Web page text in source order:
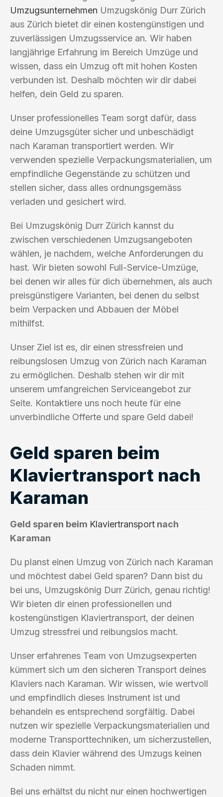
Umzugsunternehmen Umzugskönig Durr Zürich
aus Zürich bietet dir einen kostengünstigen und
zuverlässigen Umzugsservice an. Wir haben
langjährige Erfahrung im Bereich Umzüge und
wissen, dass ein Umzug oft mit hohen Kosten
verbunden ist. Deshalb möchten wir dir dabei
helfen, dein Geld zu sparen.
Unser professionelles Team sorgt dafür, dass
deine Umzugsgüter sicher und unbeschädigt
nach Karaman transportiert werden. Wir
verwenden spezielle Verpackungsmaterialien, um
empfindliche Gegenstände zu schützen und
stellen sicher, dass alles ordnungsgemäss
verladen und gesichert wird.
Bei Umzugskönig Durr Zürich kannst du
zwischen verschiedenen Umzugsangeboten
wählen, je nachdem, welche Anforderungen du
hast. Wir bieten sowohl Full-Service-Umzüge,
bei denen wir alles für dich übernehmen, als auch
preisgünstigere Varianten, bei denen du selbst
beim Verpacken und Abbauen der Möbel
mithilfst.
Unser Ziel ist es, dir einen stressfreien und
reibungslosen Umzug von Zürich nach Karaman
zu ermöglichen. Deshalb stehen wir dir mit
unserem umfangreichen Serviceangebot zur
Seite. Kontaktiere uns noch heute für eine
unverbindliche Offerte und spare Geld dabei!
Geld sparen beim
Klaviertransport nach
Karaman
Geld sparen beim Klaviertransport nach
Karaman
Du planst einen Umzug von Zürich nach Karaman
und möchtest dabei Geld sparen? Dann bist du
bei uns, Umzugskönig Durr Zürich, genau richtig!
Wir bieten dir einen professionellen und
kostengünstigen Klaviertransport, der deinen
Umzug stressfrei und reibungslos macht.
Unser erfahrenes Team von Umzugsexperten
kümmert sich um den sicheren Transport deines
Klaviers nach Karaman. Wir wissen, wie wertvoll
und empfindlich dieses Instrument ist und
behandeln es entsprechend sorgfältig. Dabei
nutzen wir spezielle Verpackungsmaterialien und
moderne Transporttechniken, um sicherzustellen,
dass dein Klavier während des Umzugs keinen
Schaden nimmt.
Bei uns erhältst du nicht nur einen hochwertigen